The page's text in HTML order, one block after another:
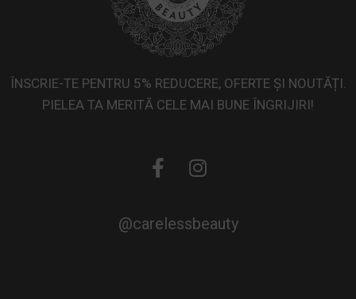
ÎNSCRIE-TE PENTRU 5% REDUCERE, OFERTE ȘI NOUTĂȚI.
PIELEA TA MERITĂ CELE MAI BUNE ÎNGRIJIRI!
@carelessbeauty